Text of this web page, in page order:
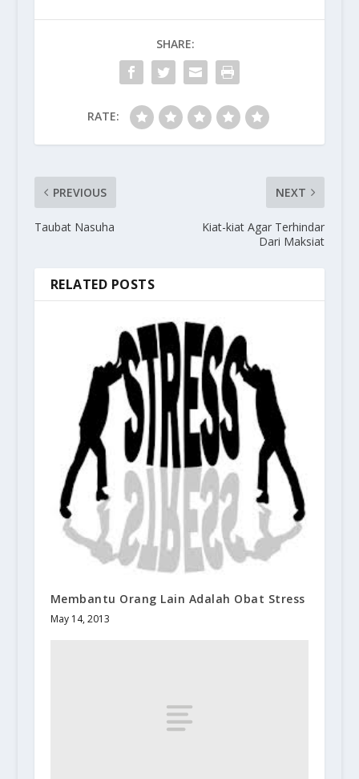
SHARE:
RATE:
PREVIOUS
Taubat Nasuha
NEXT
Kiat-kiat Agar Terhindar
Dari Maksiat
RELATED POSTS
Membantu Orang Lain Adalah Obat Stress
May 14, 2013